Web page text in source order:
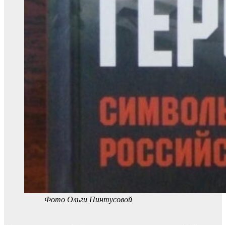
Фото Ольги Пинтусовой